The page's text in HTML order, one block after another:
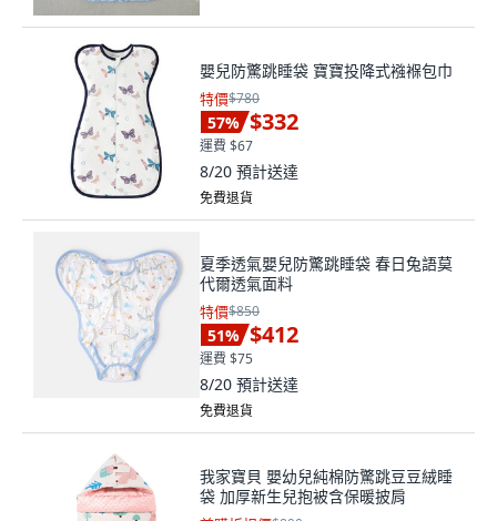
嬰兒防驚跳睡袋 寶寶投降式襁褓包巾
特價$780
57% $332
運費 $67
8/20 預計送達
免費退貨
夏季透氣嬰兒防驚跳睡袋 春日兔語莫
代爾透氣面料
特價$850
51% $412
運費 $75
8/20 預計送達
免費退貨
我家寶貝 嬰幼兒純棉防驚跳豆豆絨睡
袋 加厚新生兒抱被含保暖披肩